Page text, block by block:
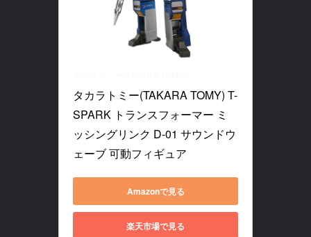
タカラトミー(TAKARA TOMY) T-
SPARK トランスフォーマー ミ
ッシングリンク D-01 サウンドウ
ェーブ 可動フィギュア
Amazonで見る
楽天市場で見る